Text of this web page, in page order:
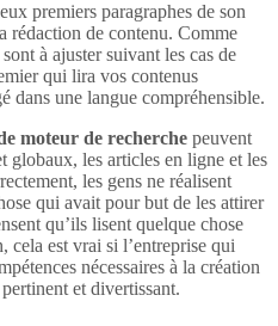
premiers paragraphes de son
rédaction de contenu. Comme
à ajuster suivant les cas de
qui lira vos contenus
dans une langue compréhensible.
moteur de recherche peuvent
globaux, les articles en ligne et les
les gens ne réalisent
qui avait pour but de les attirer
qu’ils lisent quelque chose
cela est vrai si l’entreprise qui
nécessaires à la création
et divertissant.